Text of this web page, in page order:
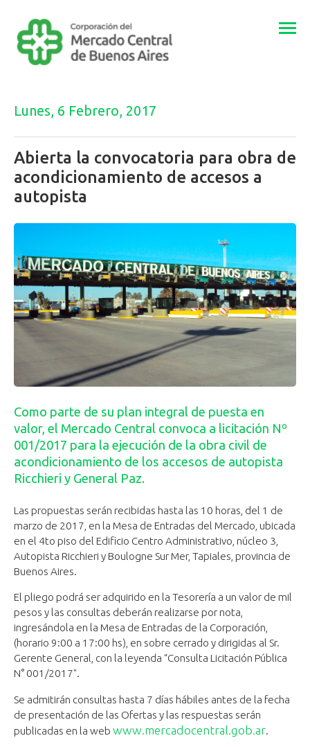
Lunes, 6 Febrero, 2017
Abierta la convocatoria para obra de
acondicionamiento de accesos a
autopista
Como parte de su plan integral de puesta en
valor, el Mercado Central convoca a licitación Nº
001/2017 para la ejecución de la obra civil de
acondicionamiento de los accesos de autopista
Ricchieri y General Paz.
Las propuestas serán recibidas hasta las 10 horas, del 1 de
marzo de 2017, en la Mesa de Entradas del Mercado, ubicada
en el 4to piso del Edificio Centro Administrativo, núcleo 3,
Autopista Ricchieri y Boulogne Sur Mer, Tapiales, provincia de
Buenos Aires.
El pliego podrá ser adquirido en la Tesorería a un valor de mil
pesos y las consultas deberán realizarse por nota,
ingresándola en la Mesa de Entradas de la Corporación,
(horario 9:00 a 17:00 hs), en sobre cerrado y dirigidas al Sr.
Gerente General, con la leyenda “Consulta Licitación Pública
N° 001/2017".
Se admitirán consultas hasta 7 días hábiles antes de la fecha
de presentación de las Ofertas y las respuestas serán
publicadas en la web www.mercadocentral.gob.ar.